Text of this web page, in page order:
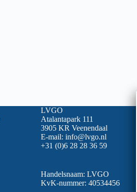
LVGO
Atalantapark 111
3905 KR Veenendaal
E-mail: info@lvgo.nl
+31 (0)6 28 28 36 59
Handelsnaam: LVGO
KvK-nummer: 40534456